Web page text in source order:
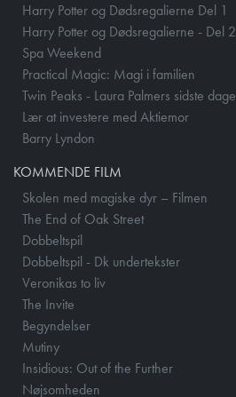
Harry Potter og Dødsregalierne Del 1
Harry Potter og Dødsregalierne - Del 2
Spa Weekend
Practical Magic: Magi i familien
Twin Peaks - Laura Palmers sidste dage
Lær at investere med Aktiemor
Barry Lyndon
KOMMENDE FILM
Skolen med magiske dyr – Filmen
The End of Oak Street
Dobbeltspil
Dobbeltspil - Dk undertekster
Veronikas to liv
The Invite
Begyndelser
Mutiny
Insidious: Out of the Further
Nøjsomheden